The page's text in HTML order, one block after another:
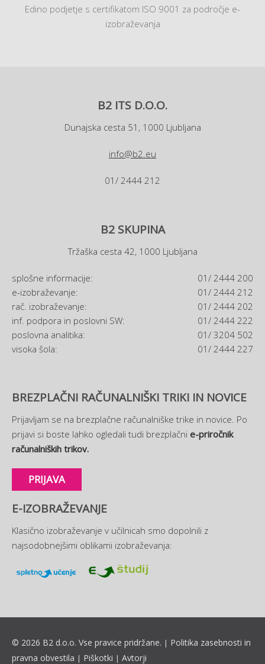
Edino podjetje s certifikatom ISO 9001 za področje e-
izobraževanja
B2 ITS D.O.O.
Dunajska cesta 51, 1000 Ljubljana
info@b2.eu
01/ 2444 212
B2 SKUPINA
Tržaška cesta 42, 1000 Ljubljana
splošne informacije:
01/ 2444 200
e-izobraževanje:
01/ 2444 212
rač. izobraževanje:
01/ 2444 202
inf. podpora in poslovni SW:
01/ 2444 222
poslovna analitika:
01/ 3204 502
visoka šola:
01/ 2444 227
BREZPLAČNI RAČUNALNIŠKI TRIKI IN NOVICE
Prijavljam se na brezplačne računalniške trike in novice. Po
prijavi si boste lahko ogledali tudi brezplačni e-priročnik
računalniških trikov.
PRIJAVA
E-IZOBRAŽEVANJE
Klasično izobraževanje v učilnicah smo dopolnili z
najsodobnejšimi oblikami izobraževanja:
© 2026 B2 d.o.o. Vse pravice pridržane. | Politika zasebnosti in
pravna obvestila | Piškotki | Avtorji